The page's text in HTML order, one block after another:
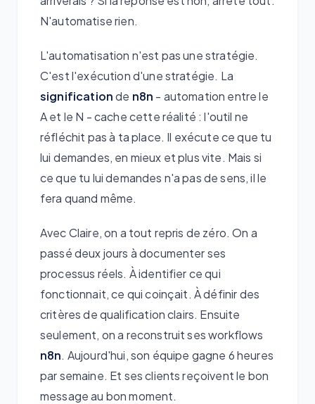
N'automatise rien.
L'automatisation n'est pas une stratégie.
C'est l'exécution d'une stratégie. La
significationde n8n - automation entre le
A et le N - cache cette réalité : l'outil ne
réfléchit pas à ta place. Il exécute ce que tu
lui demandes, en mieux et plus vite. Mais si
ce que tu lui demandes n'a pas de sens, il le
fera quand même.
Avec Claire, on a tout repris de zéro. On a
passé deux jours à documenter ses
processus réels. À identifier ce qui
fonctionnait, ce qui coinçait. À définir des
critères de qualification clairs. Ensuite
seulement, on a reconstruit ses workflows
n8n. Aujourd'hui, son équipe gagne 6 heures
par semaine. Et ses clients reçoivent le bon
message au bon moment.